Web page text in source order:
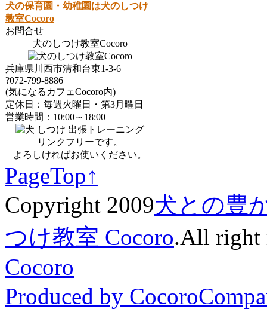
犬の保育園・幼稚園は犬のしつけ
教室Cocoro
お問合せ
犬のしつけ教室Cocoro
兵庫県川西市清和台東1-3-6
?072-799-8886
(気になるカフェCocoro内)
定休日：毎週火曜日・第3月曜日
営業時間：10:00～18:00
リンクフリーです。
よろしければお使いください。
PageTop↑
Copyright 2009犬との豊
つけ教室 Cocoro.All right
Cocoro
Produced by